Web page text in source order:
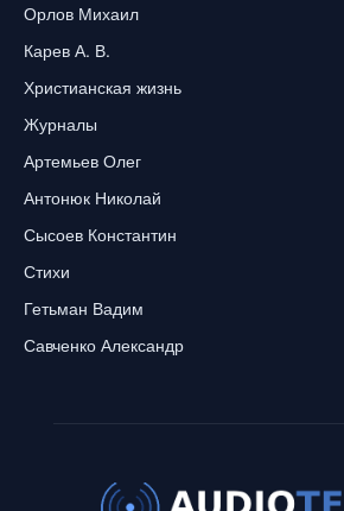
Орлов Михаил
Карев А. В.
Христианская жизнь
Журналы
Артемьев Олег
Антонюк Николай
Сысоев Константин
Стихи
Гетьман Вадим
Савченко Александр